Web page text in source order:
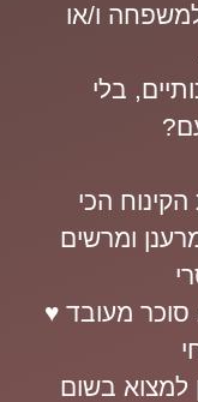
ו/או
בלי
הכי
ומרשים
מעובד ♥
בשום